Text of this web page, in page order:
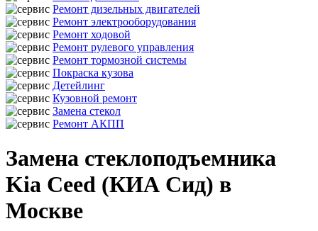
Ремонт дизельных двигателей
Ремонт электрооборудования
Ремонт ходовой
Ремонт рулевого управления
Ремонт тормозной системы
Покраска кузова
Детейлинг
Кузовной ремонт
Замена стекол
Ремонт АКПП
Замена стеклоподъемника
Kia Ceed (КИА Сид) в
Москве